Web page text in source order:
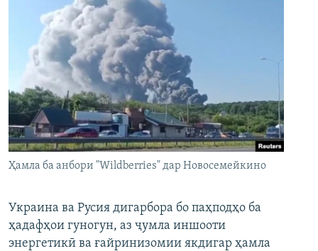
Ҳамла ба анбори "Wildberries" дар Новосемейкино
Украина ва Русия дигарбора бо паҳподҳо ба
ҳадафҳои гуногун, аз ҷумла иншооти
энергетикӣ ва ғайринизомии якдигар ҳамла